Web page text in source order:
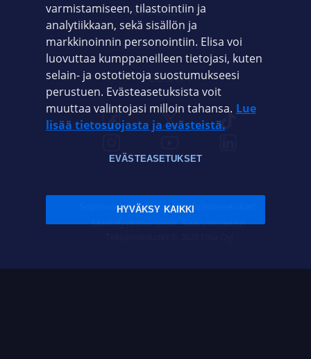
VIANSELVITYS
ASIAKASPALVELU
ELISA.FI
Sopimusehdot Tietosuoja Evästeasetukset
Sääntelyviranomaiset Saavutettavuus
varmistamiseen, tilastointiin ja
analytiikkaan, sekä sisällön ja
markkinoinnin personointiin. Elisa voi
luovuttaa kumppaneilleen tietojasi, kuten
selain- ja ostotietoja suostumukseesi
perustuen. Evästeasetuksista voit
muuttaa valintojasi milloin tahansa. Lue
lisää tietosuojasta ja evästeistä.
EVÄSTEASETUKSET
HYVÄKSY KAIKKI